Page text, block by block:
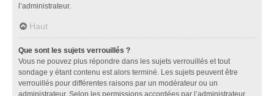
l’administrateur.
Haut
Que sont les sujets verrouillés ?
Vous ne pouvez plus répondre dans les sujets verrouillés et tout
sondage y étant contenu est alors terminé. Les sujets peuvent être
verrouillés pour différentes raisons par un modérateur ou un
administrateur. Selon les permissions accordées par l’administrateur,